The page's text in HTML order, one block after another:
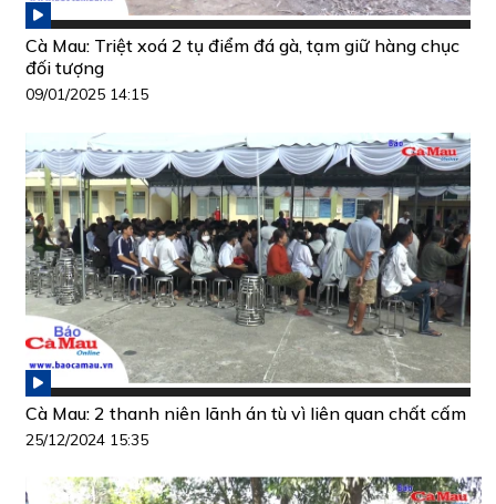
Cà Mau: Triệt xoá 2 tụ điểm đá gà, tạm giữ hàng chục
đối tượng
09/01/2025 14:15
Cà Mau: 2 thanh niên lãnh án tù vì liên quan chất cấm
25/12/2024 15:35